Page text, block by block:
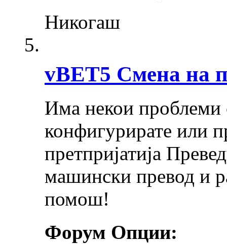
Никогаш
vBET5 Смена на
Има некои
конфигурирате или
претпријатија
машински превод и
помош!
Форум Опции: